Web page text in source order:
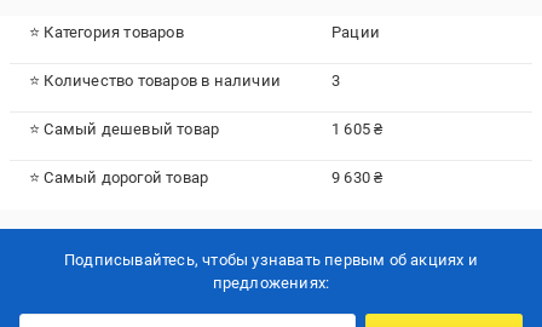
⭐ Категория товаров Рации
⭐ Количество товаров в наличии 3
⭐ Самый дешевый товар 1 605 ₴
⭐ Самый дорогой товар 9 630 ₴
Подписывайтесь, чтобы узнавать первым об акцияx и
предложениях: